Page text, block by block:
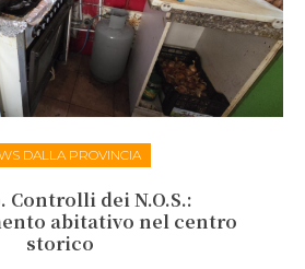
DALLA PROVINCIA
Controlli dei N.O.S.:
abitativo nel centro
storico